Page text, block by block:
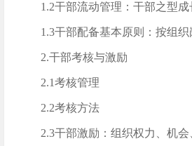
1.2干部流动管理：干部之型成
1.3干部配备基本原则：按组
2.干部考核与激励
2.1考核管理
2.2考核方法
2.3干部激励：组织权力、机